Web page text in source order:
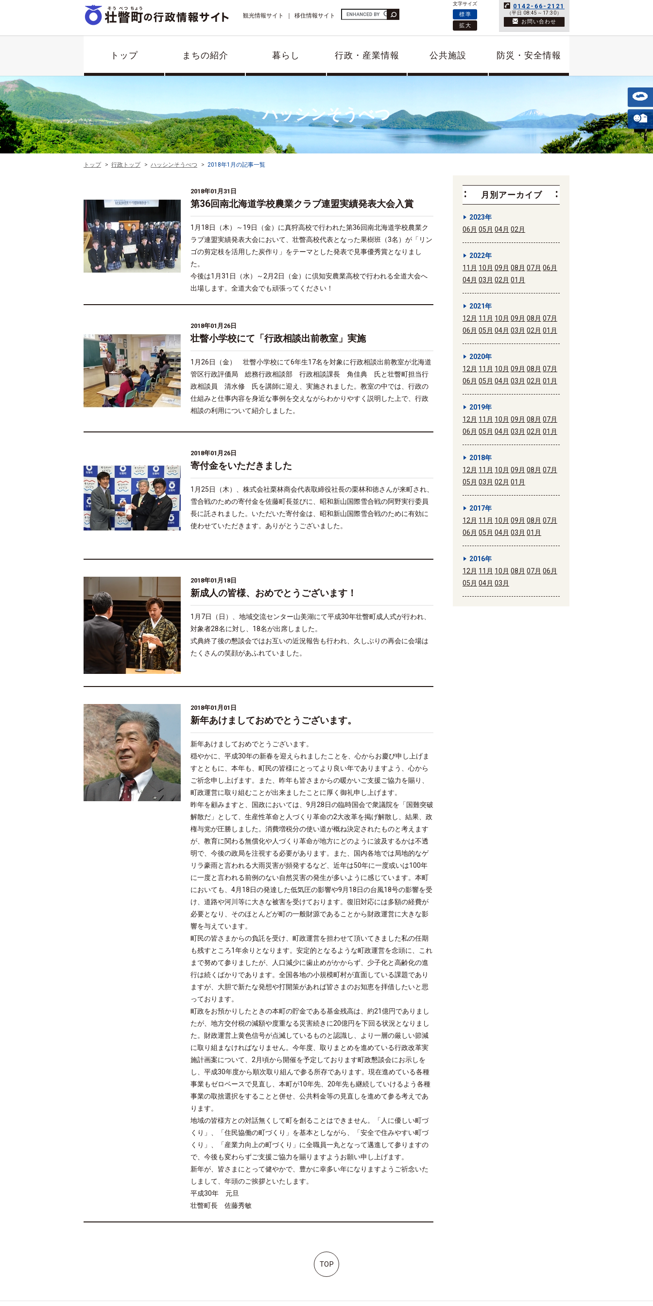
トップ まちの紹介 暮らし 行政・産業情報 公共施設 防災・安全情報
文字サイズ
標準
拡大
観光情報サイト 移住情報サイト
0142-66-2121
（平日 08:45～17:30）
お問い合わせ
ハッシンそうべつ
トップ 行政トップ ハッシンそうべつ 2018年1月の記事一覧
2018年01月31日
第36回南北海道学校農業クラブ連盟実績発表大会入賞
1月18日（木）～19日（金）に真狩高校で行われた第36回南北海道学校農業ク
ラブ連盟実績発表大会において、壮瞥高校代表となった果樹班（3名）が「リン
ゴの剪定枝を活用した炭作り」をテーマとした発表で見事優秀賞となりまし
た。
今後は1月31日（水）～2月2日（金）に倶知安農業高校で行われる全道大会へ
出場します。全道大会でも頑張ってください！
2018年01月26日
壮瞥小学校にて「行政相談出前教室」実施
1月26日（金） 壮瞥小学校にて6年生17名を対象に行政相談出前教室が北海道
管区行政評価局 総務行政相談部 行政相談課長 角佳典 氏と壮瞥町担当行
政相談員 清水修 氏を講師に迎え、実施されました。教室の中では、行政の
仕組みと仕事内容を身近な事例を交えながらわかりやすく説明した上で、行政
相談の利用について紹介しました。
2018年01月26日
寄付金をいただきました
1月25日（木）、株式会社栗林商会代表取締役社長の栗林和徳さんが来町され、
雪合戦のための寄付金を佐藤町長並びに、昭和新山国際雪合戦の阿野実行委員
長に託されました。いただいた寄付金は、昭和新山国際雪合戦のために有効に
使わせていただきます。ありがとうございました。
2018年01月18日
新成人の皆様、おめでとうございます！
1月7日（日）、地域交流センター山美湖にて平成30年壮瞥町成人式が行われ、
対象者28名に対し、18名が出席しました。
式典終了後の懇談会ではお互いの近況報告も行われ、久しぶりの再会に会場は
たくさんの笑顔があふれていました。
2018年01月01日
新年あけましておめでとうございます。
新年あけましておめでとうございます。
穏やかに、平成30年の新春を迎えられましたことを、心からお慶び申し上げま
すとともに、本年も、町民の皆様にとってより良い年でありますよう、心から
ご祈念申し上げます。また、昨年も皆さまからの暖かいご支援ご協力を賜り、
町政運営に取り組むことが出来ましたことに厚く御礼申し上げます。
昨年を顧みますと、国政においては、9月28日の臨時国会で衆議院を「国難突破
解散だ」として、生産性革命と人づくり革命の2大改革を掲げ解散し、結果、政
権与党が圧勝しました。消費増税分の使い道が概ね決定されたものと考えます
が、教育に関わる無償化や人づくり革命が地方にどのように波及するかは不透
明で、今後の政局を注視する必要があります。また、国内各地では局地的なゲ
リラ豪雨と言われる大雨災害が頻発するなど、近年は50年に一度或いは100年
に一度と言われる前例のない自然災害の発生が多いように感じています。本町
においても、4月18日の発達した低気圧の影響や9月18日の台風18号の影響を受
け、道路や河川等に大きな被害を受けております。復旧対応には多額の経費が
必要となり、そのほとんどが町の一般財源であることから財政運営に大きな影
響を与えています。
町民の皆さまからの負託を受け、町政運営を担わせて頂いてきました私の任期
も残すところ1年余りとなります。安定的となるような町政運営を念頭に、これ
まで努めて参りましたが、人口減少に歯止めがかからず、少子化と高齢化の進
行は続くばかりであります。全国各地の小規模町村が直面している課題であり
ますが、大胆で新たな発想や打開策があれば皆さまのお知恵を拝借したいと思
っております。
町政をお預かりしたときの本町の貯金である基金残高は、約21億円でありまし
たが、地方交付税の減額や度重なる災害続きに20億円を下回る状況となりまし
た。財政運営上黄色信号が点滅しているものと認識し、より一層の厳しい節減
に取り組まなければなりません。今年度、取りまとめを進めている行政改革実
施計画案について、2月頃から開催を予定しております町政懇談会にお示しを
し、平成30年度から順次取り組んで参る所存であります。現在進めている各種
事業もゼロベースで見直し、本町が10年先、20年先も継続していけるよう各種
事業の取捨選択をすることと併せ、公共料金等の見直しを進めて参る考えであ
ります。
地域の皆様方との対話無くして町を創ることはできません。「人に優しい町づ
くり」、「住民協働の町づくり」を基本としながら、「安全で住みやすい町づ
くり」、「産業力向上の町づくり」に全職員一丸となって邁進して参りますの
で、今後も変わらずご支援ご協力を賜りますようお願い申し上げます。
新年が、皆さまにとって健やかで、豊かに幸多い年になりますようご祈念いた
しまして、年頭のご挨拶といたします。
平成30年 元旦
壮瞥町長 佐藤秀敏
月別アーカイブ
2023年
06月 05月 04月 02月
2022年
11月 10月 09月 08月 07月 06月
04月 03月 02月 01月
2021年
12月 11月 10月 09月 08月 07月
06月 05月 04月 03月 02月 01月
2020年
12月 11月 10月 09月 08月 07月
06月 05月 04月 03月 02月 01月
2019年
12月 11月 10月 09月 08月 07月
06月 05月 04月 03月 02月 01月
2018年
12月 11月 10月 09月 08月 07月
05月 03月 02月 01月
2017年
12月 11月 10月 09月 08月 07月
06月 05月 04月 03月 01月
2016年
12月 11月 10月 08月 07月 06月
05月 04月 03月
TOP